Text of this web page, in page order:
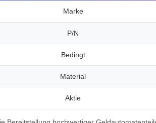
Marke
P/N
Bedingt
Material
Aktie